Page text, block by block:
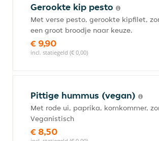
Gerookte kip pesto
Met verse pesto, gerookte kipfilet,
een groot broodje naar keuze.
€ 9,90
incl. statiegeld (€ 0,00)
Pittige hummus (vegan)
Met rode ui, paprika, komkommer,
Veganistisch
€ 8,50